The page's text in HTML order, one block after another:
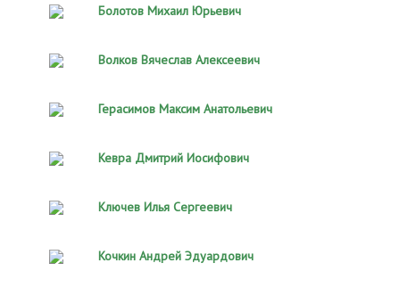
Болотов Михаил Юрьевич
Волков Вячеслав Алексеевич
Герасимов Максим Анатольевич
Кевра Дмитрий Иосифович
Ключев Илья Сергеевич
Кочкин Андрей Эдуардович